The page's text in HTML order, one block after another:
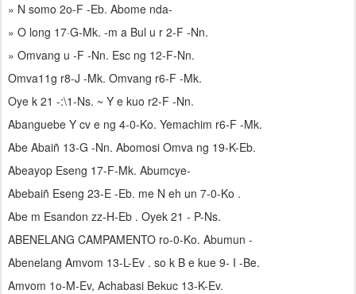
» N somo 2o-F -Eb. Abome nda-
» O long 17·G-Mk. -m a Bul u r 2-F -Nn.
» Omvang u -F -Nn. Esc ng 12-F-Nn.
Omva11g r8-J -Mk. Omvang r6-F -Mk.
Oye k 21 -:\1-Ns. ~ Y e kuo r2-F -Nn.
Abanguebe Y cv e ng 4-0-Ko. Yemachim r6-F -Mk.
Abe Abaiñ 13-G -Nn. Abomosi Omva ng 19-K-Eb.
Abeayop Eseng 17-F-Mk. Abumcye-
Abebaiñ Eseng 23-E -Eb. me N eh un 7-0-Ko .
Abe m Esandon zz-H-Eb . Oyek 21 - P-Ns.
ABENELANG CAMPAMENTO ro-0-Ko. Abumun -
Abenelang Amvom 13-L-Ev . so k B e kue 9- I -Be.
Amvom 1o-M-Ev, Achabasi Bekuc 13-K-Ev.